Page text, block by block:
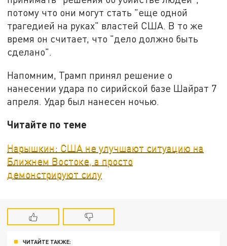
потому что они могут стать "еще одной
трагедией на руках" властей США. В то же
время он считает, что "дело должно быть
сделано".
Напомним, Трамп принял решение о
нанесении удара по сирийской базе Шайрат 7
апреля. Удар был нанесен ночью.
Читайте по теме
Нарышкин: США не улучшают ситуацию на
Ближнем Востоке, а просто
демонстрируют силу
ЧИТАЙТЕ ТАКЖЕ: